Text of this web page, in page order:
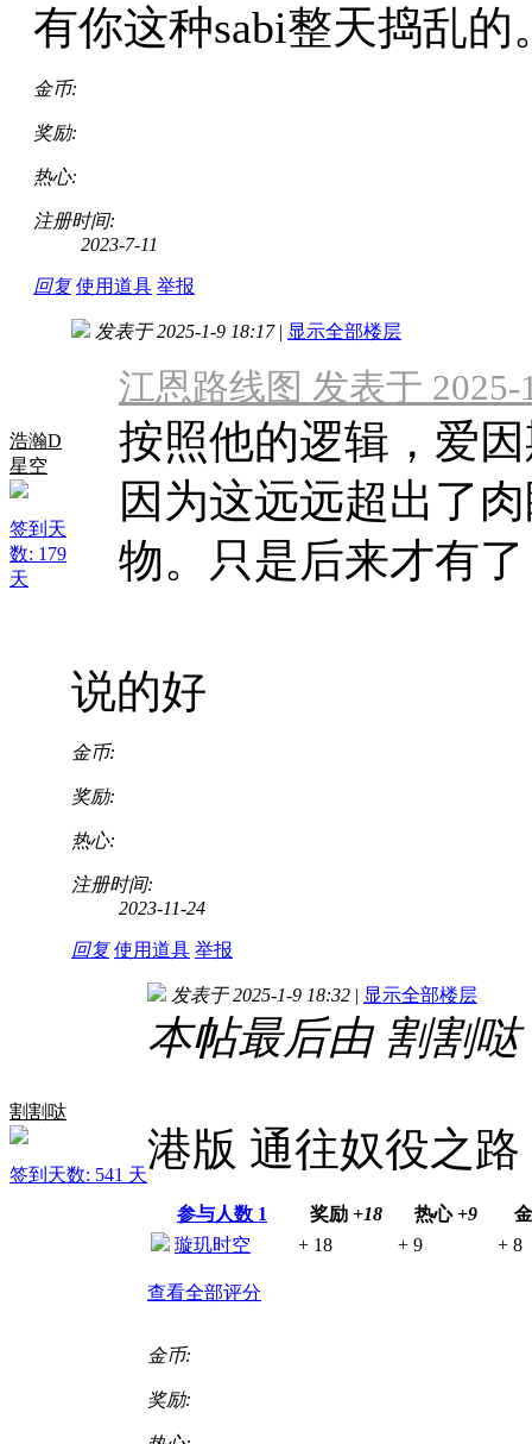
有你这种sabi整天捣乱的
金币:
奖励:
热心:
注册时间:
2023-7-11
回复 使用道具 举报
浩瀚D
星空
签到天
数: 179
天
发表于 2025-1-9 18:17 | 显示全部楼层
江恩路线图 发表于 2025-
按照他的逻辑，爱
因为这远远超出了
物。只是后来才有
说的好
金币:
奖励:
热心:
注册时间:
2023-11-24
回复 使用道具 举报
割割哒
签到天数: 541 天
发表于 2025-1-9 18:32 | 显示全部楼层
本帖最后由 割割哒
港版 通往奴役之路
参与人数 1 奖励 +18 热心 +9
璇玑时空
+ 18 + 9 + 8
查看全部评分
金币:
奖励: